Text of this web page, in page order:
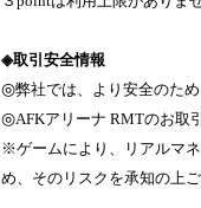
◈取引安全情報
◎弊社では、より安全のた
◎AFKアリーナ RMTのお取
※ゲームにより、リアルマ
め、そのリスクを承知の上